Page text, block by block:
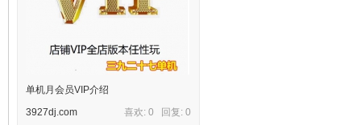
单机月会员VIP介绍
喜欢: 0 回复: 0
3927dj.com